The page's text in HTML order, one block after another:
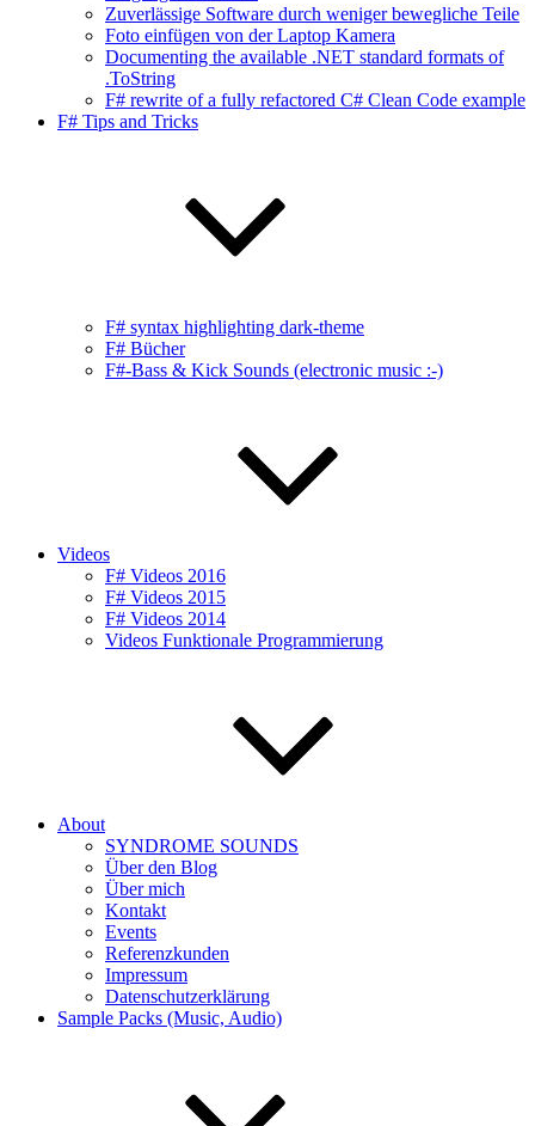
Zuverlässige Software durch weniger bewegliche Teile
Foto einfügen von der Laptop Kamera
Documenting the available .NET standard formats of
.ToString
F# rewrite of a fully refactored C# Clean Code example
F# Tips and Tricks
F# syntax highlighting dark-theme
F# Bücher
F#-Bass & Kick Sounds (electronic music :-)
Videos
F# Videos 2016
F# Videos 2015
F# Videos 2014
Videos Funktionale Programmierung
About
SYNDROME SOUNDS
Über den Blog
Über mich
Kontakt
Events
Referenzkunden
Impressum
Datenschutzerklärung
Sample Packs (Music, Audio)